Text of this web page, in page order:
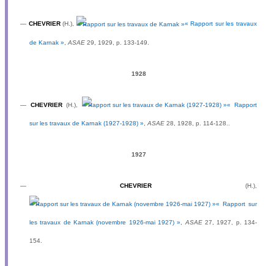
— CHEVRIER(H.), « Rapport sur les travaux
de Karnak » ASAE 29, 1929, p. 133-149.
1928
— CHEVRIER(H.), « Rapport
sur les travaux de Karnak (1927-1928) » ASAE 28, 1928, p. 114-128..
1927
— CHEVRIER (H.),
« Rapport sur
les travaux de Karnak (novembre 1926-mai 1927) »,ASAE27, 1927, p. 134-
154.